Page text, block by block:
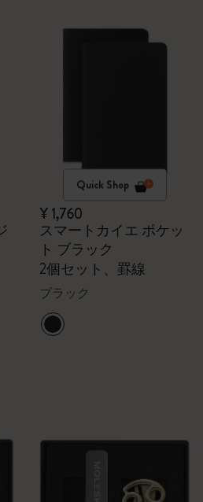
Quick Shop
¥ 1,760
スマートカイエ ポケッ
ト ブラック
2個セット、罫線
ブラック